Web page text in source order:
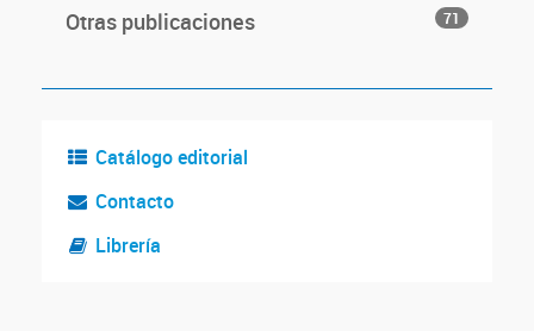
Otras publicaciones 71
Catálogo editorial
Contacto
Librería